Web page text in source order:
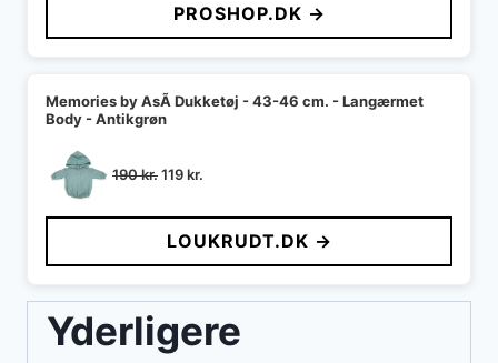
PROSHOP.DK →
Memories by AsÃ­ Dukketøj - 43-46 cm. - Langærmet
Body - Antikgrøn
190kr.Den
pris
var:
190 kr..
119kr.
pris
er:
119 kr..
LOUKRUDT.DK →
Yderligere